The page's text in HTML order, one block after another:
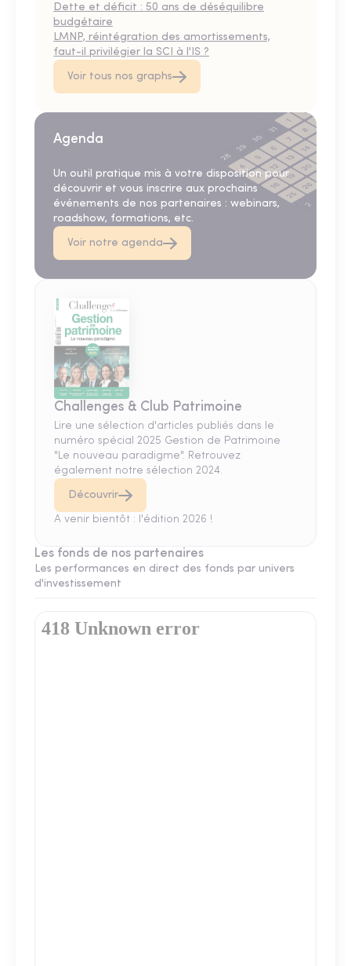
Dette et déficit : 50 ans de déséquilibre
budgétaire
LMNP, réintégration des amortissements,
faut-il privilégier la SCI à l'IS ?
Voir tous nos graphs
Agenda
Un outil pratique mis à votre disposition pour
découvrir et vous inscrire aux prochains
événements de nos partenaires : webinars,
roadshow, formations, etc.
Voir notre agenda
Challenges & Club Patrimoine
Lire une sélection d'articles publiés dans le
numéro spécial 2025 Gestion de Patrimoine
"Le nouveau paradigme". Retrouvez
également notre sélection 2024.
Découvrir
A venir bientôt : l'édition 2026 !
Les fonds de nos partenaires
Les performances en direct des fonds par univers
d'investissement